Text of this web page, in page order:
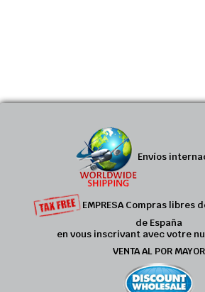
Envíos
EMPRESA Compras libres
de España
en vous inscrivant avec votre
VENTA AL POR MAYOR